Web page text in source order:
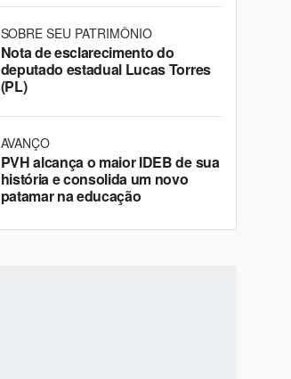
SOBRE SEU PATRIMÔNIO
Nota de esclarecimento do
deputado estadual Lucas Torres
(PL)
AVANÇO
PVH alcança o maior IDEB de sua
história e consolida um novo
patamar na educação